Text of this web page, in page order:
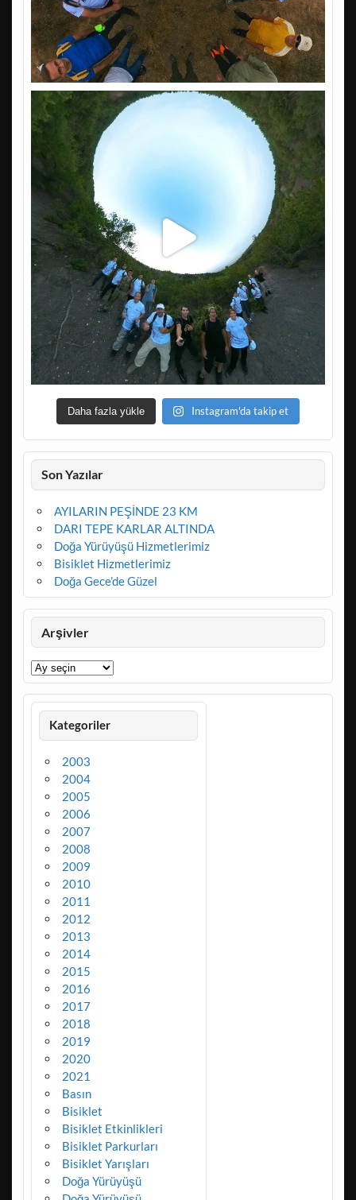
Daha fazla yükle Instagram'da takip et
Son Yazılar
AYILARIN PEŞİNDE 23 KM
DARI TEPE KARLAR ALTINDA
Doğa Yürüyüşü Hizmetlerimiz
Bisiklet Hizmetlerimiz
Doğa Gece’de Güzel
Arşivler
Arşivler
Kategoriler
2003
2004
2005
2006
2007
2008
2009
2010
2011
2012
2013
2014
2015
2016
2017
2018
2019
2020
2021
Basın
Bisiklet
Bisiklet Etkinlikleri
Bisiklet Parkurları
Bisiklet Yarışları
Doğa Yürüyüşü